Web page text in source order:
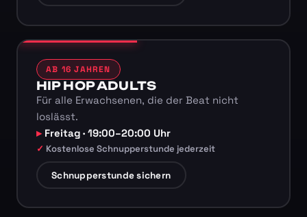
AB 16 JAHREN
HIP HOP ADULTS
Für alle Erwachsenen, die der Beat nicht
loslässt.
Freitag · 19:00–20:00 Uhr
Kostenlose Schnupperstunde jederzeit
Schnupperstunde sichern